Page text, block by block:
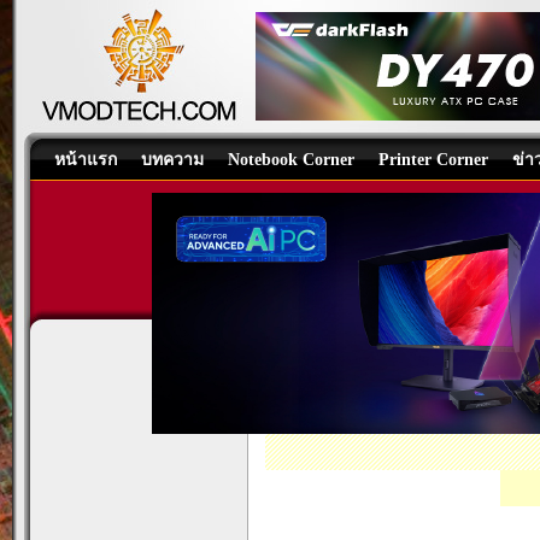
หน้าแรก บทความ Notebook Corner Printer Corner ข่า
ASUSPRO E520-B123Z/
PC Components,PC-